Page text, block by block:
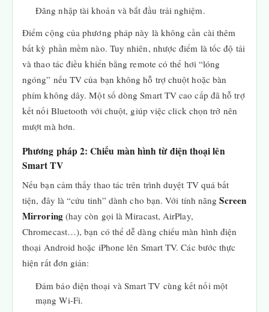
Đăng nhập tài khoản và bắt đầu trải nghiệm.
Điểm cộng của phương pháp này là không cần cài thêm
bất kỳ phần mềm nào. Tuy nhiên, nhược điểm là tốc độ tải
và thao tác điều khiển bằng remote có thể hơi “lóng
ngóng” nếu TV của bạn không hỗ trợ chuột hoặc bàn
phím không dây. Một số dòng Smart TV cao cấp đã hỗ trợ
kết nối Bluetooth với chuột, giúp việc click chọn trở nên
mượt mà hơn.
Phương pháp 2: Chiếu màn hình từ điện thoại lên
Smart TV
Nếu bạn cảm thấy thao tác trên trình duyệt TV quá bất
tiện, đây là “cứu tinh” dành cho bạn. Với tính năngScreen
Mirroring(hay còn gọi là Miracast, AirPlay,
Chromecast…), bạn có thể dễ dàng chiếu màn hình điện
thoại Android hoặc iPhone lên Smart TV. Các bước thực
hiện rất đơn giản:
Đảm bảo điện thoại và Smart TV cùng kết nối một
mạng Wi-Fi.